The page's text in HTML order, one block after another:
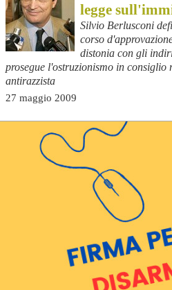
legge
Silvio Berlusconi
corso
distonia con gli
prosegue l'ostruzionismo in consiglio
antirazzista
27 maggio 2009